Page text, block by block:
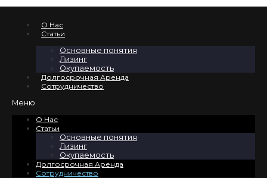
О Нас
Cтатьи
Основные понятия
Лизинг
Окупаемость
Долгосрочная Аренда
Сотрудничество
Меню
О Нас
Cтатьи
Основные понятия
Лизинг
Окупаемость
Долгосрочная Аренда
Сотрудничество